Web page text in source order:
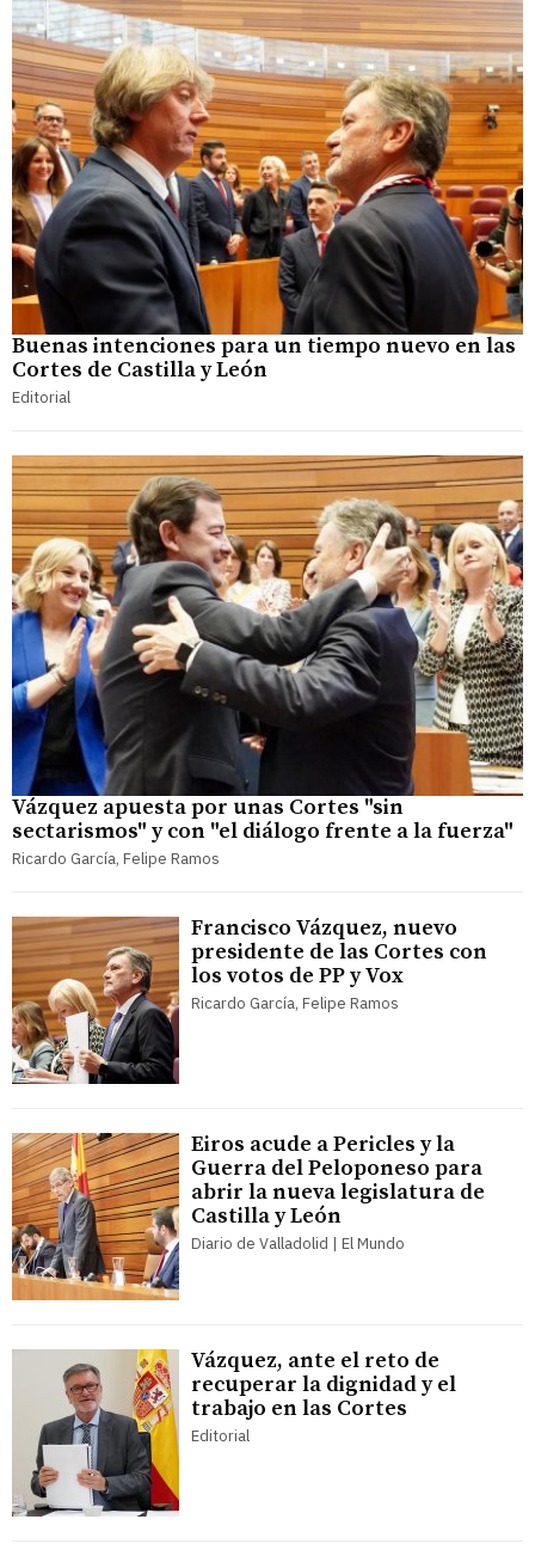
Buenas intenciones para un tiempo nuevo en las
Cortes de Castilla y León
Editorial
Vázquez apuesta por unas Cortes "sin
sectarismos" y con "el diálogo frente a la fuerza"
Ricardo García, Felipe Ramos
Francisco Vázquez, nuevo
presidente de las Cortes con
los votos de PP y Vox
Ricardo García, Felipe Ramos
Eiros acude a Pericles y la
Guerra del Peloponeso para
abrir la nueva legislatura de
Castilla y León
Diario de Valladolid | El Mundo
Vázquez, ante el reto de
recuperar la dignidad y el
trabajo en las Cortes
Editorial